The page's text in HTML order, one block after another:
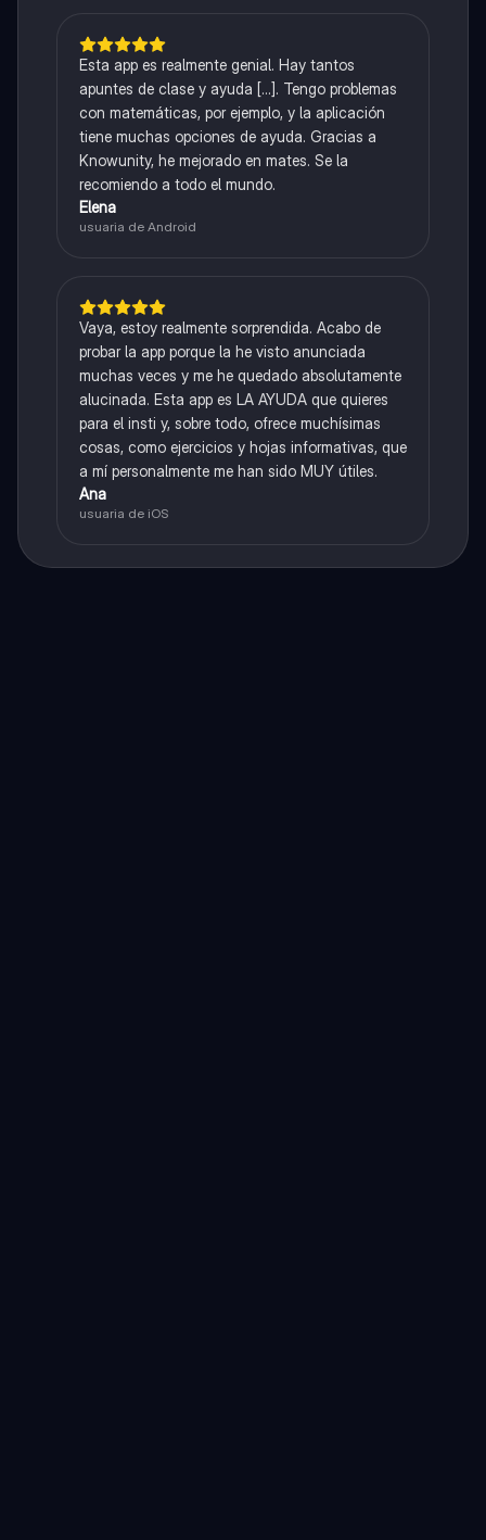
Esta app es realmente genial. Hay tantos
apuntes de clase y ayuda [...]. Tengo problemas
con matemáticas, por ejemplo, y la aplicación
tiene muchas opciones de ayuda. Gracias a
Knowunity, he mejorado en mates. Se la
recomiendo a todo el mundo.
Elena
usuaria de Android
Vaya, estoy realmente sorprendida. Acabo de
probar la app porque la he visto anunciada
muchas veces y me he quedado absolutamente
alucinada. Esta app es LA AYUDA que quieres
para el insti y, sobre todo, ofrece muchísimas
cosas, como ejercicios y hojas informativas, que
a mí personalmente me han sido MUY útiles.
Ana
usuaria de iOS